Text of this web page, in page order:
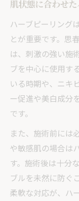
肌状態に合わせ
ハーブピーリング
とが重要です。思
は、刺激の強い施
ブを中心に使用す
いる時期や、ニキ
ー促進や美白成分
です。
また、施術前には
や敏感肌の場合は
す。施術後は十分
ブルを未然に防ぐ
柔軟な対応が、ハ